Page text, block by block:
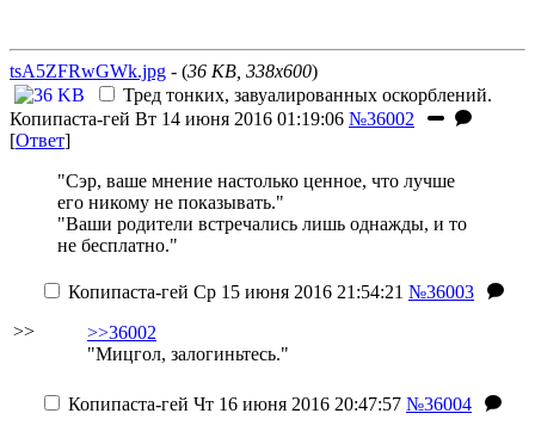
tsA5ZFRwGWk.jpg - (36 KB, 338x600)
Тред тонких, завуалированных оскорблений.
Копипаста-гей Вт 14 июня 2016 01:19:06 №36002
[Ответ]
"Сэр, ваше мнение настолько ценное, что лучше
его никому не показывать."
"Ваши родители встречались лишь однажды, и то
не бесплатно."
>>
Копипаста-гей Ср 15 июня 2016 21:54:21 №36003
>>36002
"Мицгол, залогиньтесь."
Копипаста-гей Чт 16 июня 2016 20:47:57 №36004